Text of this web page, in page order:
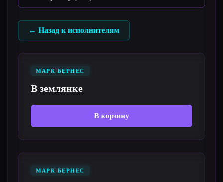
← Назад к исполнителям
МАРК БЕРНЕС
В землянке
В корзину
МАРК БЕРНЕС